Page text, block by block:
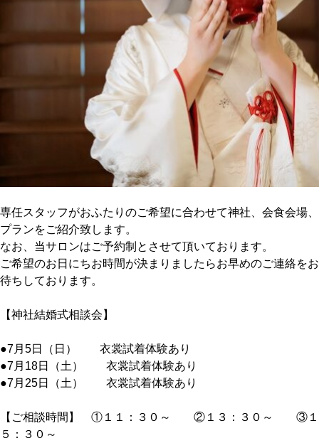
専任スタッフがおふたりのご希望に合わせて神社、会食会場、
プランをご紹介致します。
なお、当サロンはご予約制とさせて頂いております。
ご希望のお日にちお時間が決まりましたらお早めのご連絡をお
待ちしております。
【神社結婚式相談会】
●7月5日（日） 衣裳試着体験あり
●7月18日（土） 衣裳試着体験あり
●7月25日（土） 衣裳試着体験あり
【ご相談時間】 ①１１：３０～ ②１３：３０～ ③１
５：３０～